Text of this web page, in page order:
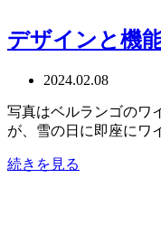
デザインと機
2024.02.08
写真はベルランゴのワ
が、雪の日に即座にワ
続きを見る